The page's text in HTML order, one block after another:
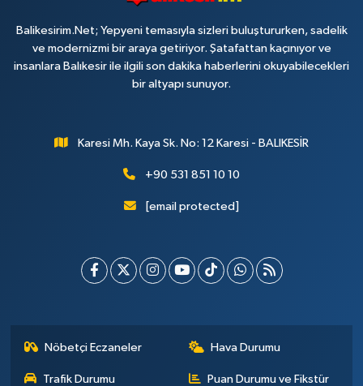
Balikesirim.Net; Yepyeni temasıyla sizleri buluştururken, sadelik
ve modernizmi bir araya getiriyor. Şatafattan kaçınıyor ve
insanlara Balıkesir ile ilgili son dakika haberlerini okuyabilecekleri
bir altyapı sunuyor.
Karesi Mh. Kaya Sk. No: 12 Karesi - BALIKESİR
+90 531 851 10 10
[email protected]
Nöbetçi Eczaneler Hava Durumu
Trafik Durumu Puan Durumu ve Fikstür